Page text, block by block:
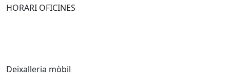
HORARI OFICINES
Deixalleria mòbil